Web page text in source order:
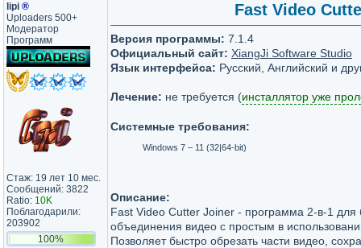
lipi ®
Uploaders 500+
Модератор
Программ
Стаж: 19 лет 10 мес.
Сообщений: 3822
Ratio: 10K
Поблагодарили:
203902
100%
Fast Video
Версия программы: 7.1.4
Официальный сайт: XiangJi Software Studio
Язык интерфейса: Русский, Английский и
Лечение: не требуется (инсталлятор уже
Системные требования:
Windows 7 – 11 (32|64-bit)
Описание:
Fast Video Cutter Joiner - программа 2-в-1 для
объединения видео с простым в
Позволяет быстро обрезать части видео,